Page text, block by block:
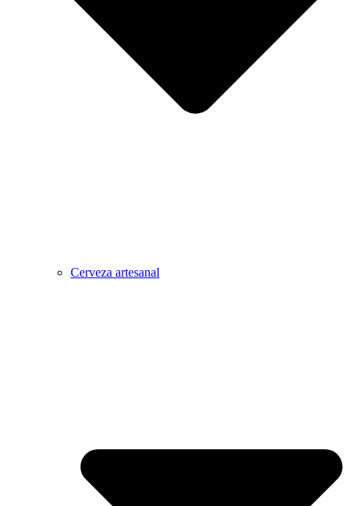
Cerveza artesanal